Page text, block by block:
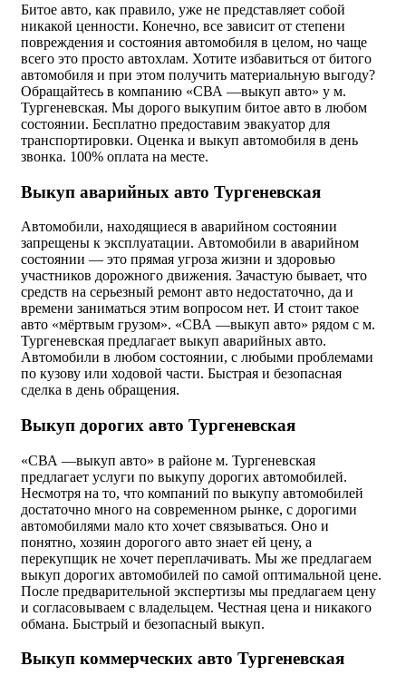
Битое авто, как правило, уже не представляет собой
никакой ценности. Конечно, все зависит от степени
повреждения и состояния автомобиля в целом, но чаще
всего это просто автохлам. Хотите избавиться от битого
автомобиля и при этом получить материальную выгоду?
Обращайтесь в компанию «СВА —выкуп авто» у м.
Тургеневская. Мы дорого выкупим битое авто в любом
состоянии. Бесплатно предоставим эвакуатор для
транспортировки. Оценка и выкуп автомобиля в день
звонка. 100% оплата на месте.
Выкуп аварийных авто Тургеневская
Автомобили, находящиеся в аварийном состоянии
запрещены к эксплуатации. Автомобили в аварийном
состоянии — это прямая угроза жизни и здоровью
участников дорожного движения. Зачастую бывает, что
средств на серьезный ремонт авто недостаточно, да и
времени заниматься этим вопросом нет. И стоит такое
авто «мёртвым грузом». «СВА —выкуп авто» рядом с м.
Тургеневская предлагает выкуп аварийных авто.
Автомобили в любом состоянии, с любыми проблемами
по кузову или ходовой части. Быстрая и безопасная
сделка в день обращения.
Выкуп дорогих авто Тургеневская
«СВА —выкуп авто» в районе м. Тургеневская
предлагает услуги по выкупу дорогих автомобилей.
Несмотря на то, что компаний по выкупу автомобилей
достаточно много на современном рынке, с дорогими
автомобилями мало кто хочет связываться. Оно и
понятно, хозяин дорогого авто знает ей цену, а
перекупщик не хочет переплачивать. Мы же предлагаем
выкуп дорогих автомобилей по самой оптимальной цене.
После предварительной экспертизы мы предлагаем цену
и согласовываем с владельцем. Честная цена и никакого
обмана. Быстрый и безопасный выкуп.
Выкуп коммерческих авто Тургеневская